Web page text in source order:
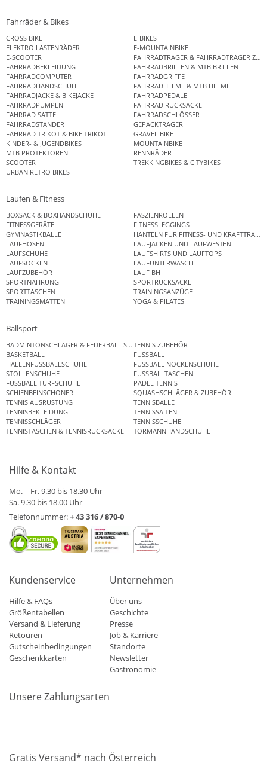
Fahrräder & Bikes
CROSS BIKE
E-BIKES
ELEKTRO LASTENRÄDER
E-MOUNTAINBIKE
E-SCOOTER
FAHRRADTRÄGER & FAHRRADTRÄGER
FAHRRADBEKLEIDUNG
FAHRRADBRILLEN & MTB BRILLEN
FAHRRADCOMPUTER
FAHRRADGRIFFE
FAHRRADHANDSCHUHE
FAHRRADHELME & MTB HELME
FAHRRADJACKE & BIKEJACKE
FAHRRADPEDALE
FAHRRADPUMPEN
FAHRRAD RUCKSÄCKE
FAHRRAD SATTEL
FAHRRADSCHLÖSSER
FAHRRADSTÄNDER
GEPÄCKTRÄGER
FAHRRAD TRIKOT & BIKE TRIKOT
GRAVEL BIKE
KINDER- & JUGENDBIKES
MOUNTAINBIKE
MTB PROTEKTOREN
RENNRÄDER
SCOOTER
TREKKINGBIKES & CITYBIKES
URBAN RETRO BIKES
Laufen & Fitness
BOXSACK & BOXHANDSCHUHE
FASZIENROLLEN
FITNESSGERÄTE
FITNESSLEGGINGS
GYMNASTIKBÄLLE
HANTELN FÜR FITNESS- UND
LAUFHOSEN
LAUFJACKEN UND LAUFWESTEN
LAUFSCHUHE
LAUFSHIRTS UND LAUFTOPS
LAUFSOCKEN
LAUFUNTERWÄSCHE
LAUFZUBEHÖR
LAUF BH
SPORTNAHRUNG
SPORTRUCKSÄCKE
SPORTTASCHEN
TRAININGSANZÜGE
TRAININGSMATTEN
YOGA & PILATES
Ballsport
BADMINTONSCHLÄGER & FEDERBALL SETSTENNIS ZUBEHÖR
BASKETBALL
FUSSBALL
HALLENFUSSBALLSCHUHE
FUSSBALL NOCKENSCHUHE
STOLLENSCHUHE
FUSSBALLTASCHEN
FUSSBALL TURFSCHUHE
PADEL TENNIS
SCHIENBEINSCHONER
SQUASHSCHLÄGER & ZUBEHÖR
TENNIS AUSRÜSTUNG
TENNISBÄLLE
TENNISBEKLEIDUNG
TENNISSAITEN
TENNISSCHLÄGER
TENNISSCHUHE
TENNISTASCHEN & TENNISRUCKSÄCKE
TORMANNHANDSCHUHE
Hilfe & Kontakt
Mo. – Fr. 9.30 bis 18.30 Uhr
Sa. 9.30 bis 18.00 Uhr
Telefonnummer:+ 43 316 / 870-0
Kundenservice
Hilfe & FAQs
Größentabellen
Versand & Lieferung
Retouren
Gutscheinbedingungen
Geschenkkarten
Unternehmen
Über uns
Geschichte
Presse
Job & Karriere
Standorte
Newsletter
Gastronomie
Unsere Zahlungsarten
Gratis Versand* nach Österreich